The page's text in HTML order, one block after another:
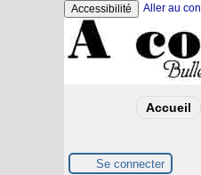
Accessibilité Aller au
Accueil
Se connecter